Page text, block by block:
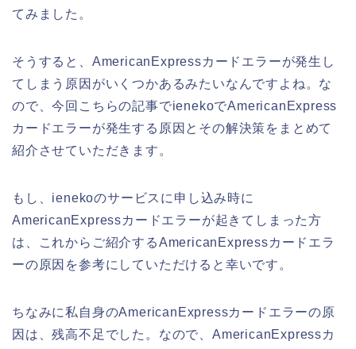
てみました。
そうすると、AmericanExpressカードエラーが発生し
てしまう原因がいくつかあるみたいなんですよね。な
ので、今回こちらの記事でienekoでAmericanExpress
カードエラーが発生する原因とその解決策をまとめて
紹介させていただきます。
もし、ienekoのサービスに申し込み時に
AmericanExpressカードエラーが起きてしまった方
は、これからご紹介するAmericanExpressカードエラ
ーの原因を参考にしていただけると幸いです。
ちなみに私自身のAmericanExpressカードエラーの原
因は、残高不足でした。なので、AmericanExpressカ